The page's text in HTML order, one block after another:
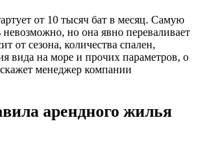
от 10 тысяч бат в месяц. Самую
но она явно переваливает
от сезона, количества спален,
вида на море и прочих параметров, о
менеджер компании
арендного жилья